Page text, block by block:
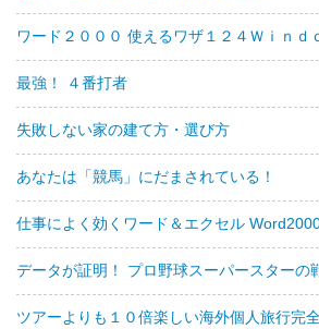
ワード２０００ 使えるワザ１２４Ｗｉｎｄ
最強！ ４番打者
失敗しない家の建て方・選び方
あなたは「競馬」にだまされている！
仕事によく効くワード＆エクセル
データが証明！ プロ野球スーパースターの
ツアーよりも１０倍楽しい海外個人旅行完